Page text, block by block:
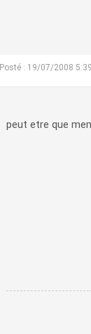
Posté : 19/07/2008
peut etre que